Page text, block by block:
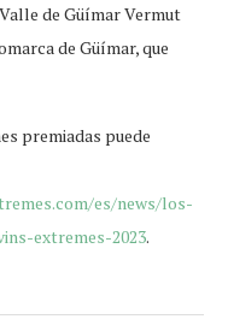
de Güímar Vermut
de Güímar, que
premiadas puede
es/news/los-
extremes-2023.